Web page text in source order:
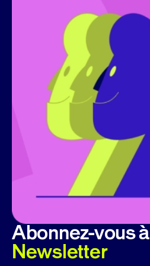
Abonnez-vous
Newsletter